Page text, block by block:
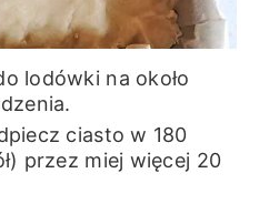
lodówki na około
ciasto w 180
przez miej więcej 20